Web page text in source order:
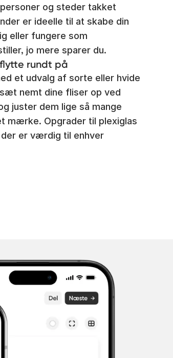
og steder takket
er ideelle til at skabe din
eller fungere som
jo mere sparer du.
rundt på
et udvalg af sorte eller hvide
nemt dine fliser op ved
juster dem lige så mange
mærke. Opgrader til plexiglas
er værdig til enhver